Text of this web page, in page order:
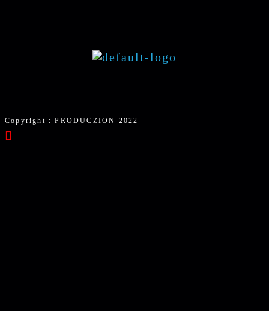
Copyright : PRODUCZION 2022